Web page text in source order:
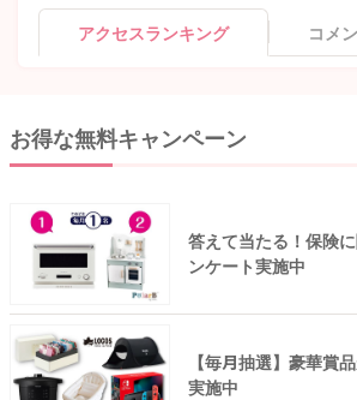
アクセスランキング コメ
お得な無料キャンペーン
答えて当たる！保険
ンケート実施中
【毎月抽選】豪華賞
実施中